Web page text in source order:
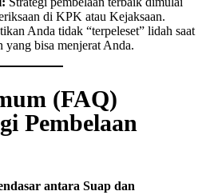
di KPK atau Kejaksaan.
Anda tidak “terpeleset” lidah saat
yang bisa menjerat Anda.
(FAQ)
Pembelaan
antara Suap dan